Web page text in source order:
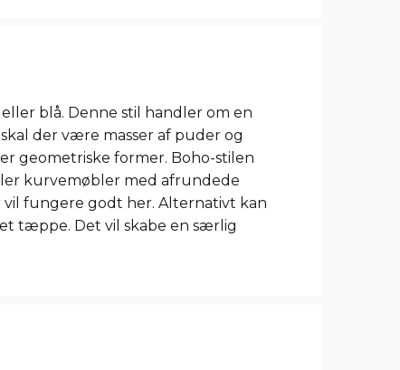
blå. Denne stil handler om en
der være masser af puder og
geometriske former. Boho-stilen
kurvemøbler med afrundede
fungere godt her. Alternativt kan
tæppe. Det vil skabe en særlig